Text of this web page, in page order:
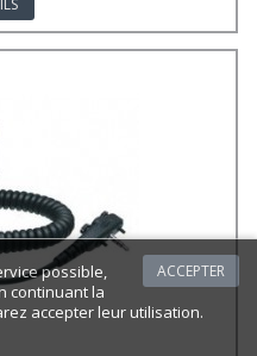
ACCEPTER
possible,
continuant la
accepter leur utilisation.